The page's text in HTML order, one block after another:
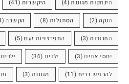
הינתקות מגוננת(4) היקשרות (41)
הנקה(2) הסתגלות (8) הקשבה(14)
התנגדות(3) התפרצויות זעם (5)
יחסי אחים (3) ילדים (36)
להרגיש בבית (11) מגננות(3)